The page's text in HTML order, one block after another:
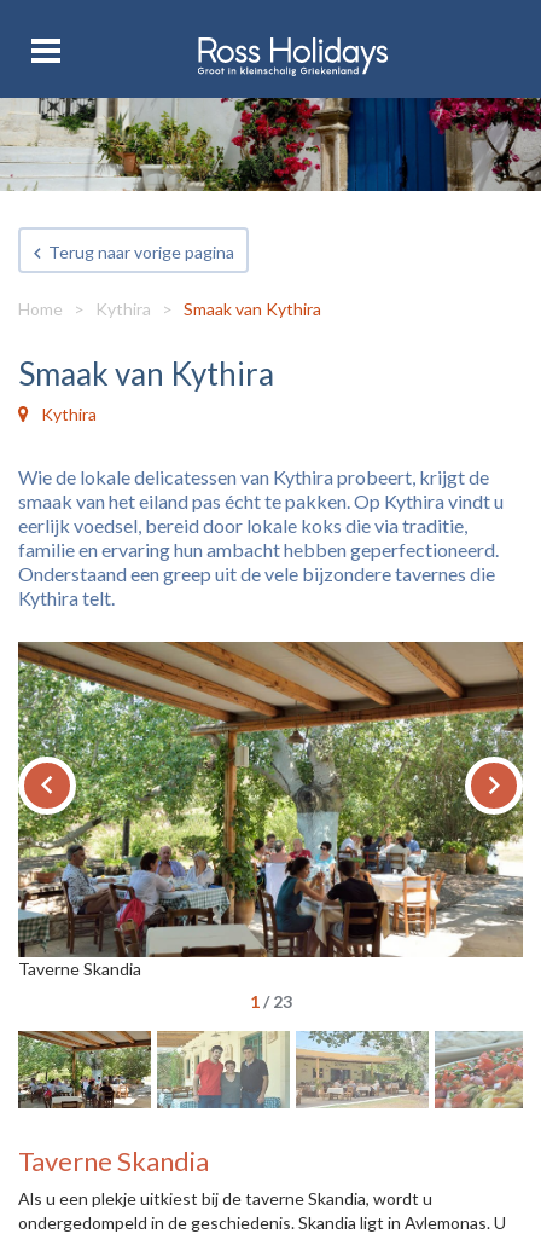
Terug naar vorige pagina
Home > Kythira > Smaak van Kythira
Smaak van Kythira
Kythira
Wie de lokale delicatessen van Kythira probeert, krijgt de
smaak van het eiland pas écht te pakken. Op Kythira vindt u
eerlijk voedsel, bereid door lokale koks die via traditie,
familie en ervaring hun ambacht hebben geperfectioneerd.
Onderstaand een greep uit de vele bijzondere tavernes die
Kythira telt.
Taverne Skandia
keyboard_arrow_left keyboard_arrow_right
1/23
Taverne Skandia
Als u een plekje uitkiest bij de taverne Skandia, wordt u
ondergedompeld in de geschiedenis. Skandia ligt in Avlemonas. U